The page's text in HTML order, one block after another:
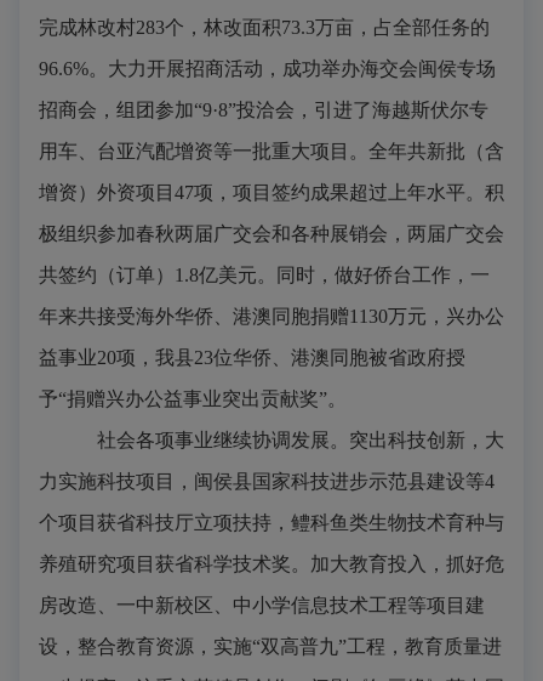
完成林改村283个，林改面积73.3万亩，占全部任务的
96.6%。大力开展招商活动，成功举办海交会闽侯专场
招商会，组团参加“9·8”投洽会，引进了海越斯伏尔专
用车、台亚汽配增资等一批重大项目。全年共新批（含
增资）外资项目 47项，项目签约成果超过上年水平。积
极组织参加春秋两届广交会和各种展销会，两届广交会
共签约（订单） 1.8亿美元。同时，做好侨台工作，一
年来共接受海外华侨、港澳同胞捐赠1130万元，兴办公
益事业20项，我县23位华侨、港澳同胞被省政府授
予“捐赠兴办公益事业突出贡献奖”。
社会各项事业继续协调发展。 突出科技创新，大
力实施科技项目，闽侯县国家科技进步示范县建设等4
个项目获省科技厅立项扶持，鳢科鱼类生物技术育种与
养殖研究项目获省科学技术奖。加大教育投入，抓好危
房改造、一中新校区、中小学信息技术工程等项目建
设，整合教育资源，实施“双高普九”工程，教育质量进